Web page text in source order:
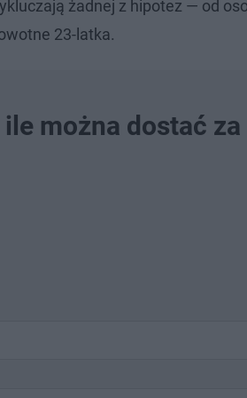
żadnej z hipotez — od
23-latka.
można dostać za